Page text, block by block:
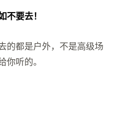
不要去！
的都是户外，不是高级场
你听的。